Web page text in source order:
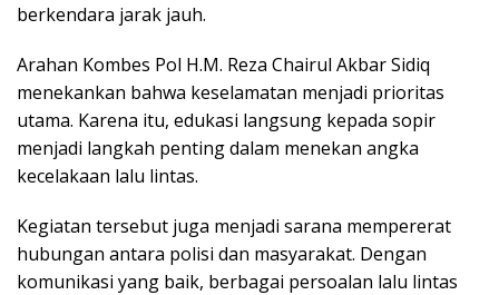
berkendara jarak jauh.
Arahan Kombes Pol H.M. Reza Chairul Akbar Sidiq
menekankan bahwa keselamatan menjadi prioritas
utama. Karena itu, edukasi langsung kepada sopir
menjadi langkah penting dalam menekan angka
kecelakaan lalu lintas.
Kegiatan tersebut juga menjadi sarana mempererat
hubungan antara polisi dan masyarakat. Dengan
komunikasi yang baik, berbagai persoalan lalu lintas